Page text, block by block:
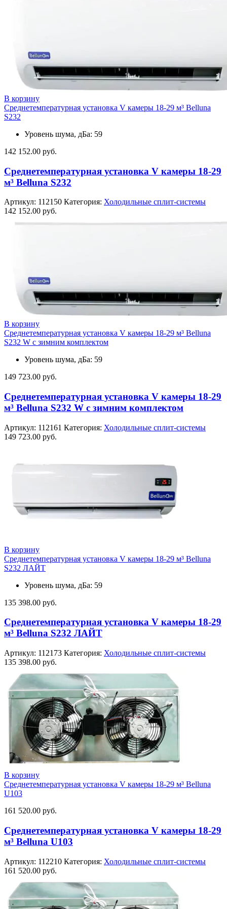
В корзину
Среднетемпературная установка V камеры 18-29 м³ Belluna
S232
Уровень шума, дБа: 59
142 152.00 руб.
Среднетемпературная установка V камеры 18-29
м³ Belluna S232
Артикул: 112150 Категория: Холодильные сплит-системы
142 152.00 руб.
В корзину
Среднетемпературная установка V камеры 18-29 м³ Belluna
S232 W с зимним комплектом
Уровень шума, дБа: 59
149 723.00 руб.
Среднетемпературная установка V камеры 18-29
м³ Belluna S232 W с зимним комплектом
Артикул: 112161 Категория: Холодильные сплит-системы
149 723.00 руб.
В корзину
Среднетемпературная установка V камеры 18-29 м³ Belluna
S232 ЛАЙТ
Уровень шума, дБа: 59
135 398.00 руб.
Среднетемпературная установка V камеры 18-29
м³ Belluna S232 ЛАЙТ
Артикул: 112173 Категория: Холодильные сплит-системы
135 398.00 руб.
В корзину
Среднетемпературная установка V камеры 18-29 м³ Belluna
U103
161 520.00 руб.
Среднетемпературная установка V камеры 18-29
м³ Belluna U103
Артикул: 112210 Категория: Холодильные сплит-системы
161 520.00 руб.